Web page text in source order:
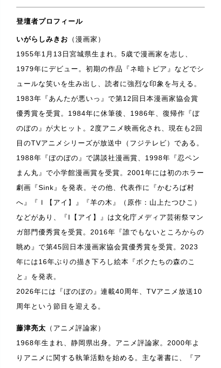
登壇者プロフィール
いがらしみきお （漫画家）
1955年1月13日宮城県生まれ。5歳で漫画家を志し、
1979年にデビュー。初期の作品『ネ暗トピア』などでシ
ュールな笑いを生み出し、読者に強烈な印象を与える。
1983年『あんたが悪いっ』で第12回日本漫画家協会賞
優秀賞を受賞。1984年に休筆後、1986年、復帰作『ぼ
のぼの』が大ヒット。2度アニメ映画化され、現在も2回
目のTVアニメシリーズが放送中（フジテレビ）である。
1988年『ぼのぼの』で講談社漫画賞、1998年『忍ペン
まん丸』で小学館漫画賞を受賞。2001年には初のホラー
劇画『Sink』を発表。その他、代表作に『かむろば村
へ』『Ｉ【アイ】』『羊の木』（原作：山上たつひこ）
などがあり、『I【アイ】』は文化庁メディア芸術祭マン
ガ部門優秀賞を受賞。2016年『誰でもないところからの
眺め』で第45回日本漫画家協会賞優秀賞を受賞。2023
年には16年ぶりの描き下ろし絵本『ボクたちの森のこ
と』を発表。
2026年には『ぼのぼの』連載40周年、TVアニメ放送10
周年という節目を迎える。
藤津亮太 （アニメ評論家）
1968年生まれ、静岡県出身。アニメ評論家。2000年よ
りアニメに関する執筆活動を始める。主な著書に、『ア